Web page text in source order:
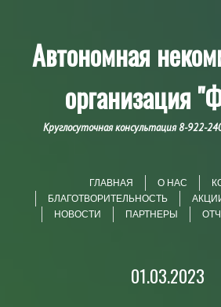
Автономная
организация
Круглосуточная консультация 8-922-
ГЛАВНАЯ
О НАС
БЛАГОТВОРИТЕЛЬНОСТЬ
НОВОСТИ
ПАРТНЕРЫ
01.03.2023